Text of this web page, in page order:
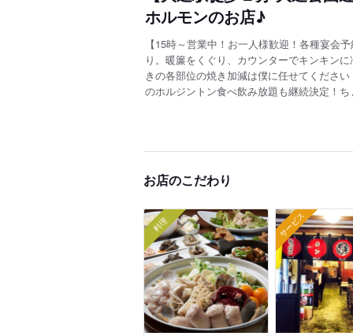
ホルモンのお店♪
【15時～営業中！お一人様歓迎！各種宴会
り。暖簾をくぐり、カウンターでキンキン
きの各部位の焼き加減は僕に任せてくださ
のホルジントン食べ飲み放題も継続決定！
お店のこだわり
料理 サービス